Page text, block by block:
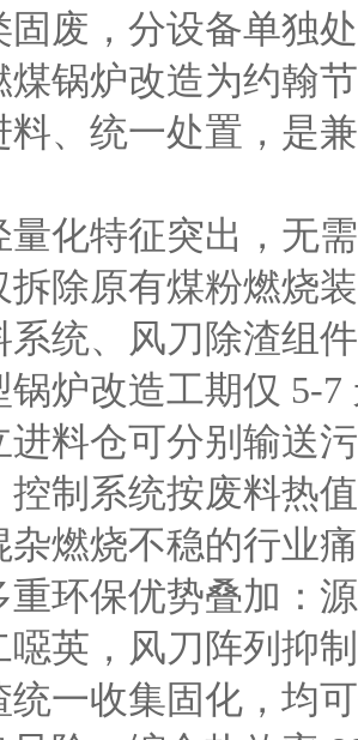
固废，分设备单独
煤锅炉改造为约翰
料、统一处置，是
量化特征突出，无
拆除原有煤粉燃烧
系统、风刀除渣组
锅炉改造工期仅 5-
进料仓可分别输送
控制系统按废料热
杂燃烧不稳的行业
重环保优势叠加：
噁英，风刀阵列抑
统一收集固化，均